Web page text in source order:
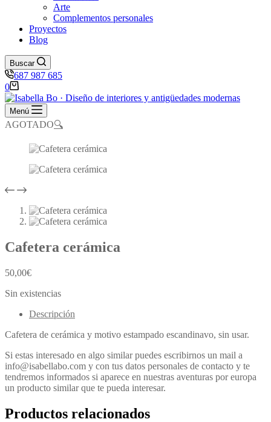
Arte
Complementos personales
Proyectos
Blog
Buscar
687 987 685
Carro
de
compra
0
Menú
AGOTADO🔍
Cafetera cerámica
50,00€
Sin existencias
Descripción
Cafetera de cerámica y motivo estampado escandinavo, sin usar.
Si estas interesado en algo similar puedes escribirnos un mail a
info@isabellabo.com y con tus datos personales de contacto y te
tendremos informados si aparece en nuestras aventuras por europa
un producto similar que te pueda interesar.
Productos relacionados